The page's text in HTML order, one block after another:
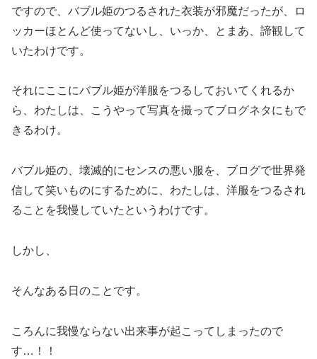
ですので、バブル姫のつるされた衣装が邪魔だったが、ロ
ッカーほとんど使ってないし、いっか、とまあ、諦観して
いたわけです。
それにここにバブル姫が洋服をつるしておいてくれるか
ら、わたしは、こうやって写真を撮ってブログネタにもで
きるわけ。
バブル姫の、壊滅的にセンスの悪い服を、ブログで世界発
信して笑いものにするために、わたしは、洋服をつるされ
ることを我慢していたというわけです。
しかし、
そんなある日のことです。
ころんに我慢ならない出来事が起こってしまったので
す…！！